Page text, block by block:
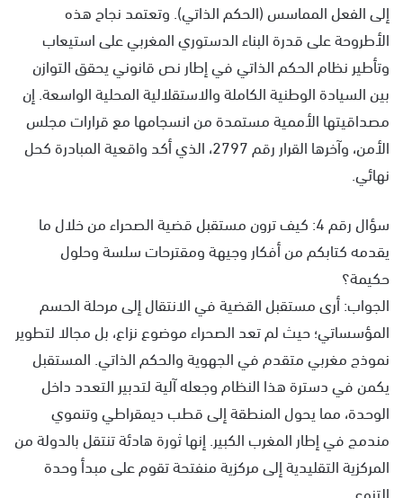
إلى الفعل المماسس (الحكم الذاتي). وتعتمد نجاح هذه
الأطروحة على قدرة البناء الدستوري المغربي على استيعاب
وتأطير نظام الحكم الذاتي في إطار نص قانوني يحقق التوازن
بين السيادة الوطنية الكاملة والاستقلالية المحلية الواسعة. إن
مصداقيتها الأممية مستمدة من انسجامها مع قرارات مجلس
الأمن، وآخرها القرار رقم 2797، الذي أكد واقعية المبادرة كحل
نهائي.
سؤال رقم 4: كيف ترون مستقبل قضية الصحراء من خلال ما
يقدمه كتابكم من أفكار وجيهة ومقترحات سلسة وحلول
حكيمة؟
الجواب: أرى مستقبل القضية في الانتقال إلى مرحلة الحسم
المؤسساتي؛ حيث لم تعد الصحراء موضوع نزاع، بل مجالا لتطوير
نموذج مغربي متقدم في الجهوية والحكم الذاتي. المستقبل
يكمن في دسترة هذا النظام وجعله آلية لتدبير التعدد داخل
الوحدة، مما يحول المنطقة إلى قطب ديمقراطي وتنموي
مندمج في إطار المغرب الكبير. إنها ثورة هادئة تنتقل بالدولة من
المركزية التقليدية إلى مركزية منفتحة تقوم على مبدأ وحدة